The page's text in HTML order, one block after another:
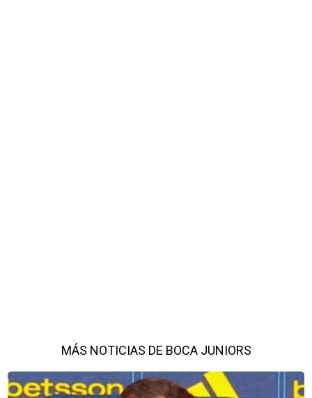
MÁS NOTICIAS DE BOCA JUNIORS